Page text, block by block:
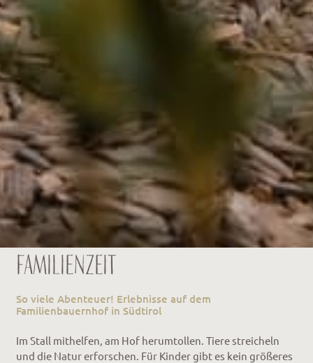
Familienzeit
So viele Abenteuer! Erlebnisse auf dem
Familienbauernhof in Südtirol
Im Stall mithelfen, am Hof herumtollen. Tiere streicheln
und die Natur erforschen. Für Kinder gibt es kein größeres